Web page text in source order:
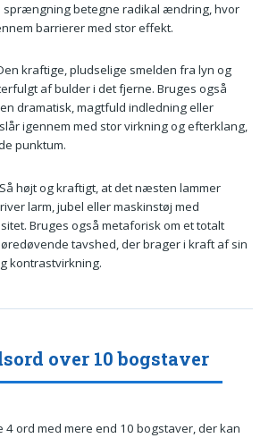
sprængning betegne radikal ændring, hvor
barrierer med stor effekt.
kraftige, pludselige smelden fra lyn og
af bulder i det fjerne. Bruges også
dramatisk, magtfuld indledning eller
igennem med stor virkning og efterklang,
punktum.
højt og kraftigt, at det næsten lammer
larm, jubel eller maskinstøj med
Bruges også metaforisk om et totalt
tavshed, der brager i kraft af sin
kontrastvirkning.
over 10 bogstaver
4 ord med mere end 10 bogstaver, der kan